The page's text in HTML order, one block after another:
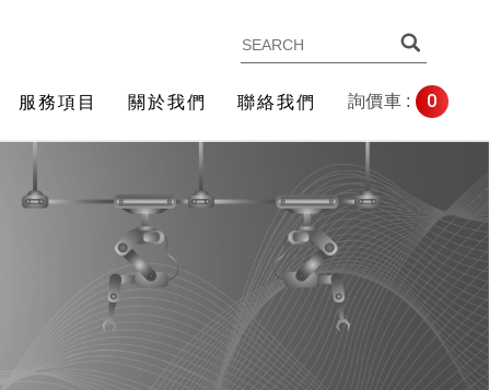
服務項目 關於我們 聯絡我們 詢價車 : 0